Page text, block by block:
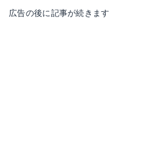
広告の後に記事が続きます